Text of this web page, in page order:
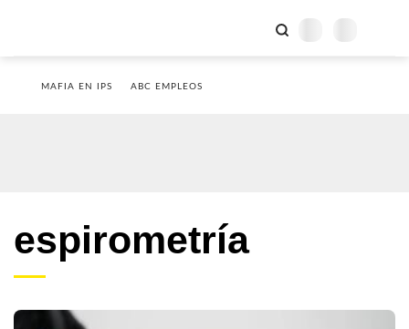
MAFIA EN IPS ABC EMPLEOS
espirometría